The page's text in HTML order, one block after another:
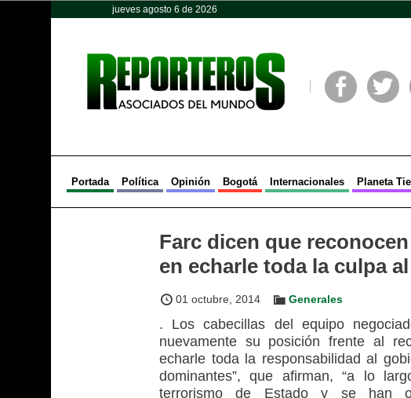
jueves agosto 6 de 2026
Portada Política Opinión Bogotá Internacionales Planeta
Farc dicen que
en echarle toda la culpa
01 octubre, 2014 Generales
. Los cabecillas del equipo
nuevamente su posición frente al
echarle toda la responsabilidad al
dominantes”, que afirman, “a lo
terrorismo de Estado y se han
Opinión Política